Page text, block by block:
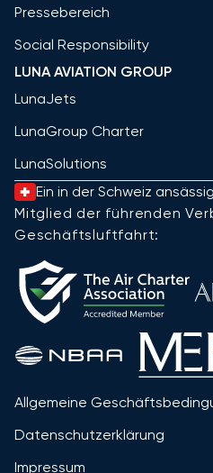
Pressebereich
Social Responsibility
LUNA AVIATION GROUP
LunaJets
LunaGroup Charter
LunaSolutions
Ein in der Schweiz
Mitglied der führenden
Geschäftsluftfahrt:
Allgemeine
Datenschutzerklärung
Impressum